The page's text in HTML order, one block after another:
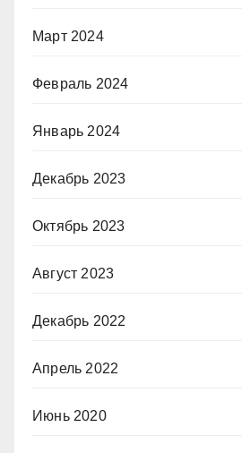
Март 2024
Февраль 2024
Январь 2024
Декабрь 2023
Октябрь 2023
Август 2023
Декабрь 2022
Апрель 2022
Июнь 2020